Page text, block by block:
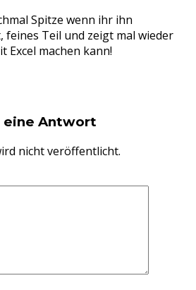
Spitze wenn ihr ihn
feines Teil und zeigt mal wieder
Excel machen kann!
eine Antwort
nicht veröffentlicht.